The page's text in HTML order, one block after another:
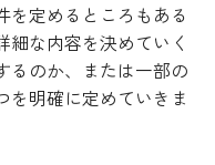
を定めるところもある
な内容を決めていく
るのか、または一部の
を明確に定めていきま